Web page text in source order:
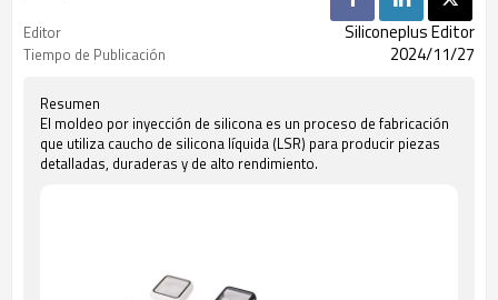
Editor
Siliconeplus Editor
Tiempo de Publicación 2024/11/27
Resumen
El moldeo por inyección de silicona es un proceso de fabricación
que utiliza caucho de silicona líquida (LSR) para producir piezas
detalladas, duraderas y de alto rendimiento.